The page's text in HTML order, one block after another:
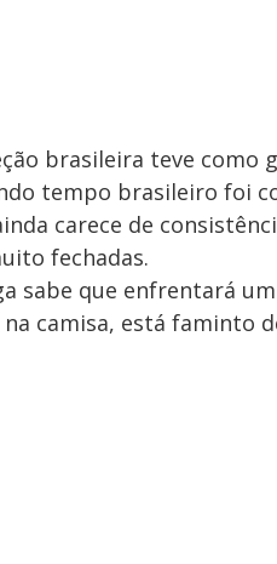
brasileira teve como
tempo brasileiro foi
carece de
fechadas.
sabe que enfrentará
camisa, está faminto